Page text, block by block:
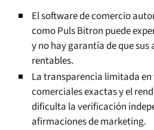
El software de comercio
como Puls Bitron puede
y no hay garantía de que
rentables.
La transparencia limitada
comerciales exactas y el
dificulta la verificación
afirmaciones de marketing.